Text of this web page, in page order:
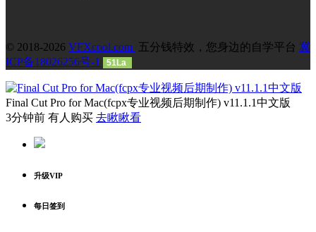
© 2018-2026 VFXcool.com 五分钱特效，您身边的自学平台 冀
ICP备18026256号-1
51La
Final Cut Pro for Mac(fcpx专业视频后期制作) v11.1.1中文版
3分钟前 有人购买 去瞅瞅看
升级VIP
每日签到